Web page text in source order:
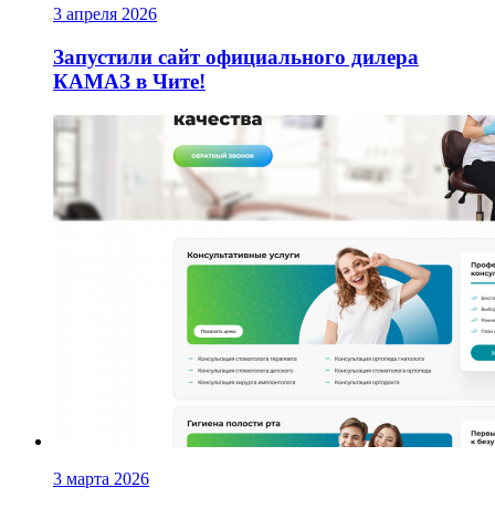
3 апреля 2026
Запустили сайт официального дилера
КАМАЗ в Чите!
3 марта 2026